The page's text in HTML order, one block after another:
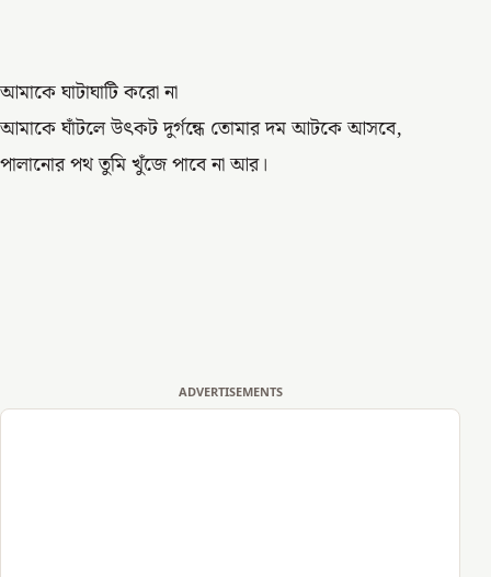
আমাকে ঘাটাঘাটি করো না
আমাকে ঘাঁটলে উৎকট দুর্গন্ধে তোমার দম আটকে আসবে,
পালানোর পথ তুমি খুঁজে পাবে না আর।
ADVERTISEMENTS